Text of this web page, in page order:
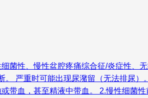
菌性、慢性盆腔疼痛综合征/炎症性、
严重时可能出现尿潴留（无法排尿
血，甚至精液中带血。 2.慢性细菌